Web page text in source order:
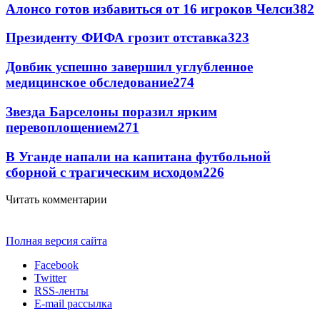
Алонсо готов избавиться от 16 игроков Челси382
Президенту ФИФА грозит отставка323
Довбик успешно завершил углубленное
медицинское обследование274
Звезда Барселоны поразил ярким
перевоплощением271
В Уганде напали на капитана футбольной
сборной с трагическим исходом226
Читать комментарии
Полная версия сайта
Facebook
Twitter
RSS-ленты
E-mail рассылка